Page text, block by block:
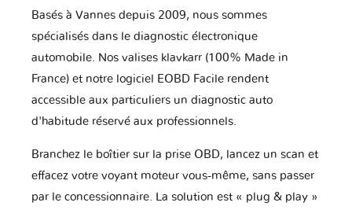
Basés à Vannes depuis 2009, nous sommes
spécialisés dans le diagnostic électronique
automobile. Nos valises klavkarr (100% Made in
France) et notre logiciel EOBD Facile rendent
accessible aux particuliers un diagnostic auto
d'habitude réservé aux professionnels.
Branchez le boîtier sur la prise OBD, lancez un scan et
effacez votre voyant moteur vous-même, sans passer
par le concessionnaire. La solution est « plug & play »